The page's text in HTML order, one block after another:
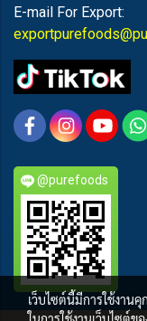
E-mail For Export:
@purefoods
เว็บไซต์นี้มีการใช้งาน